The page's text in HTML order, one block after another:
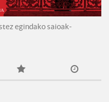
egindako saioak-